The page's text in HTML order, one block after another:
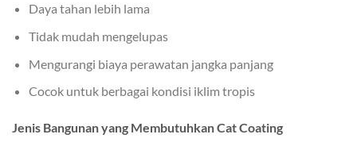
Daya tahan lebih lama
Tidak mudah mengelupas
Mengurangi biaya perawatan jangka panjang
Cocok untuk berbagai kondisi iklim tropis
Jenis Bangunan yang Membutuhkan Cat Coating